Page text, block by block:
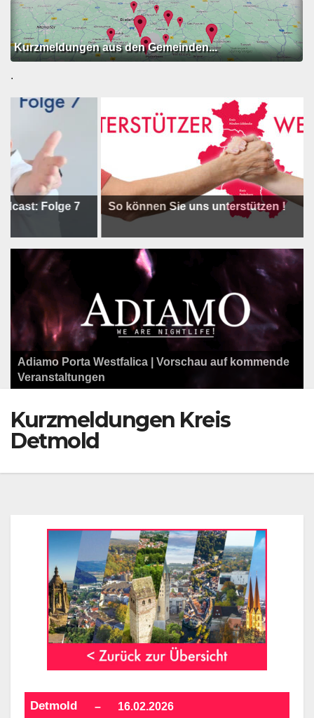
Kurzmeldungen aus den Gemeinden...
.
Folge 7 So können Sie uns unterstützen !
Programm der Komödie am Klosterplatz.
Litfaßsäule Überregional
Adiamo Porta Westfalica | Vorschau auf kommende
Veranstaltungen
Litfaßsäule Überregional
Litfaßsäule Überregional
Kurzmeldungen Kreis
Detmold
Detmold – 16.02.2026